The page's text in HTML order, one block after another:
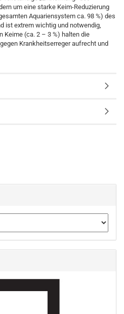
um eine starke Keim-Reduzierung
Aquariensystem ca. 98 %) des
ist extrem wichtig und notwendig,
Keime (ca. 2 – 3 %) halten die
Krankheitserreger aufrecht und